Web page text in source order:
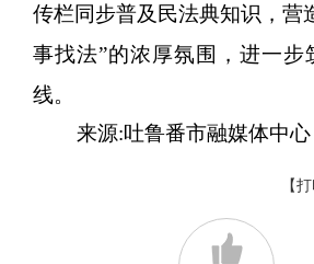
传栏同步普及民法典知识，营
事找法”的浓厚氛围，进一步
线。
来源:吐鲁番市融媒体中心
【